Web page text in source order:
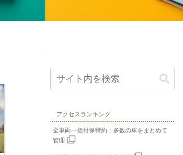
アクセスランキング
全車両一括付保特約：多数の車をまとめて
管理